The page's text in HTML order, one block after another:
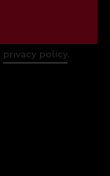
privacy policy.